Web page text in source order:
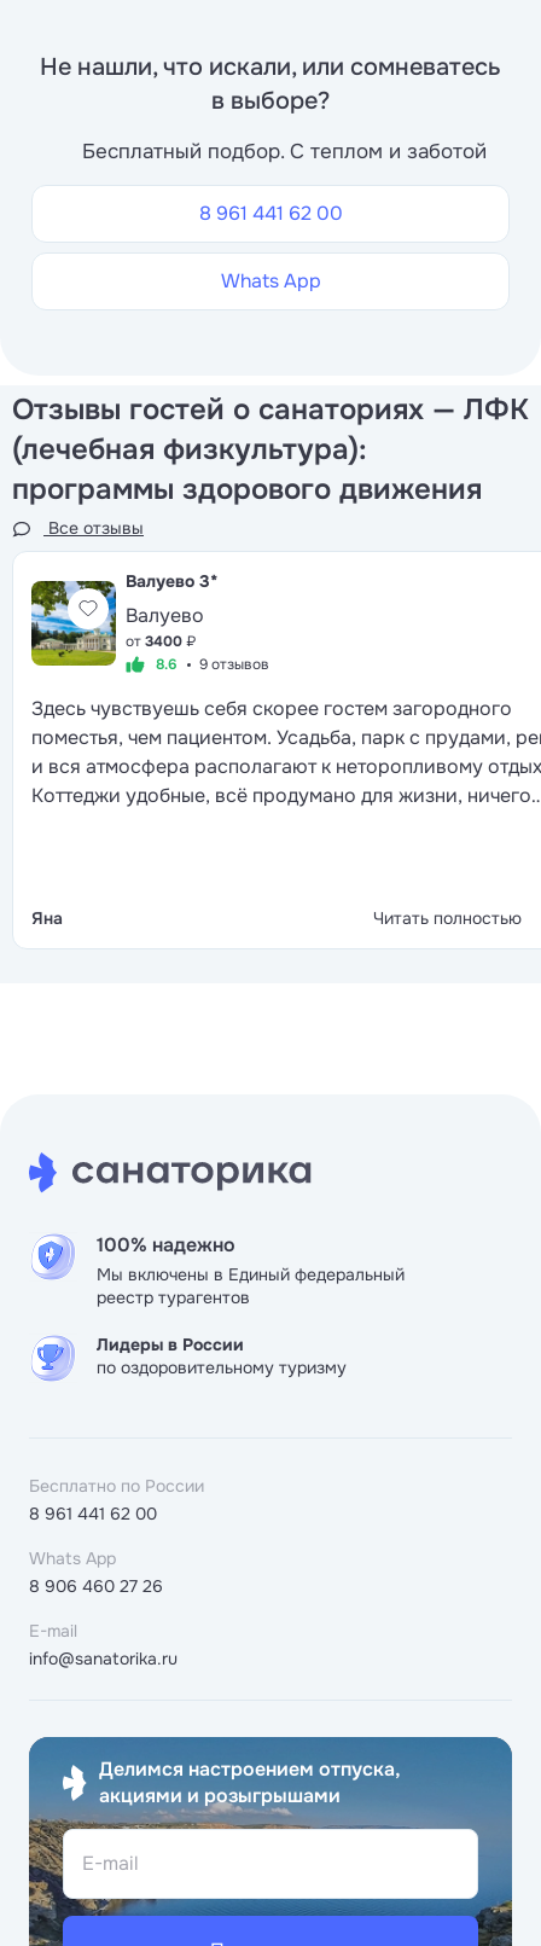
Не нашли, что искали, или сомневатесь
в выборе?
Бесплатный подбор. С теплом и заботой
8 961 441 62 00
Whats App
Отзывы гостей о санаториях — ЛФК
(лечебная физкультура):
программы здорового движения
Все отзывы
Валуево 3*
Валуево
от3400₽
8.6
9 отзывов
Здесь чувствуешь себя скорее гостем загородного
поместья, чем пациентом. Усадьба, парк с прудами,
и вся атмосфера располагают к неторопливому
Коттеджи удобные, всё продумано для жизни, ничего
лечебных процедур до мягких восстановительных
Яна Читать полностью
100% надежно
Мы включены в Единый федеральный
реестр турагентов
Лидеры в России
по оздоровительному туризму
Бесплатно по России
8 961 441 62 00
Whats App
8 906 460 27 26
E-mail
info@sanatorika.ru
Делимся настроением отпуска,
акциями и розыгрышами
E-mail